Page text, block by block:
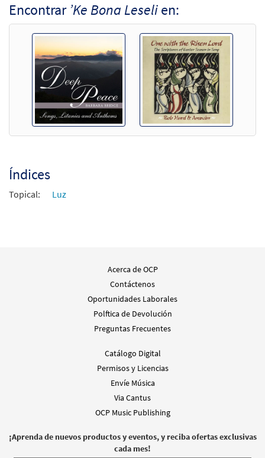
Encontrar ’Ke Bona Leselien:
Índices
Topical: Luz
Acerca de OCP
Contáctenos
Oportunidades Laborales
Polftica de Devolución
Preguntas Frecuentes
Catálogo Digital
Permisos y Licencias
Envíe Música
Via Cantus
OCP Music Publishing
¡Aprenda de nuevos productos y eventos, y reciba ofertas exclusivas
cada mes!